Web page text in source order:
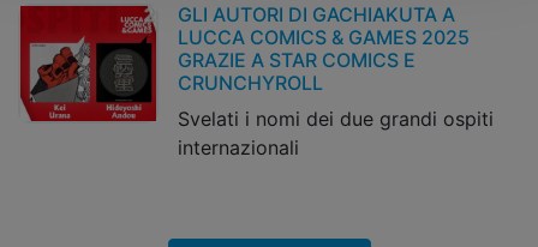
GLI AUTORI DI GACHIAKUTA A
LUCCA COMICS & GAMES 2025
GRAZIE A STAR COMICS E
CRUNCHYROLL
Svelati i nomi dei due grandi ospiti
internazionali